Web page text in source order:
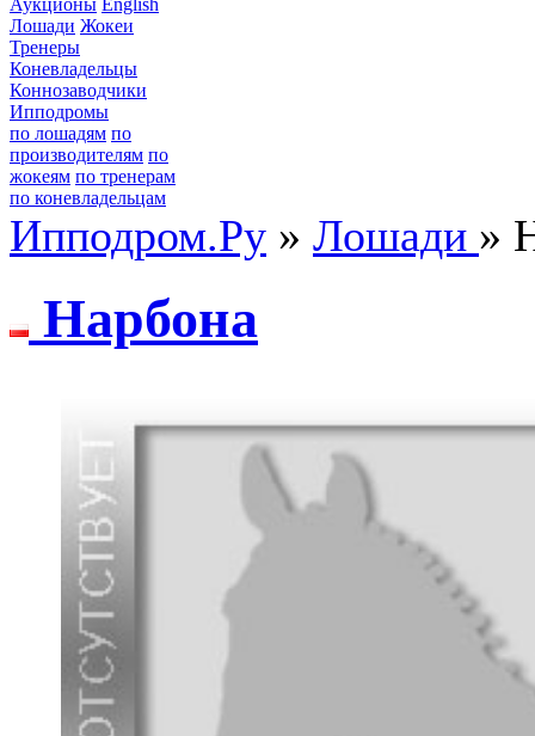
Аукционы English
Лошади Жокеи
Тренеры
Коневладельцы
Коннозаводчики
Ипподромы
по лошадям по
производителям по
жокеям по тренерам
по коневладельцам
Ипподром.Ру » Лошади »
Наpбона